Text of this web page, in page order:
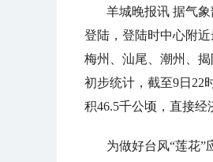
羊城晚报讯 据气
登陆，登陆时中心附近
梅州、汕尾、潮州、
初步统计，截至9日22
积46.5千公顷，直接经
为做好台风“莲花”